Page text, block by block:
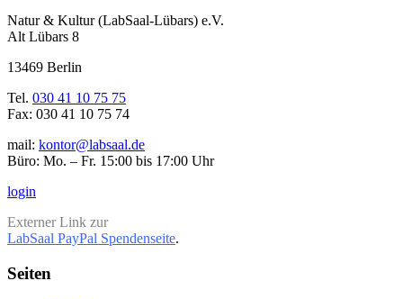
Natur & Kultur (LabSaal-Lübars) e.V.
Alt Lübars 8
13469 Berlin
Tel. 030 41 10 75 75
Fax: 030 41 10 75 74
mail: kontor@labsaal.de
Büro: Mo. – Fr. 15:00 bis 17:00 Uhr
login
Externer Link zur
LabSaal PayPal Spendenseite.
Seiten